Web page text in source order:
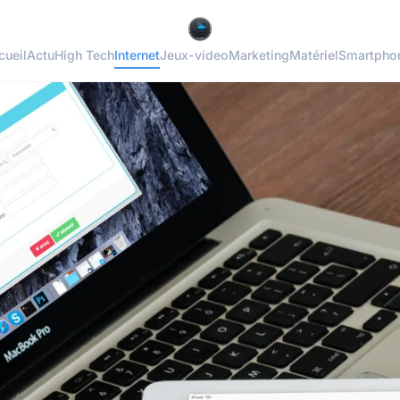
ActuHigh TechInternetJeux-videoMarketingMatériel